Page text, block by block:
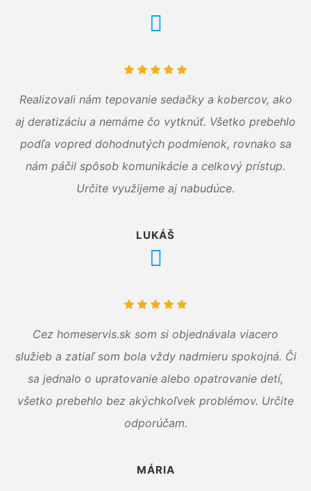
Realizovali nám tepovanie sedačky a kobercov, ako
aj deratizáciu a nemáme čo vytknúť. Všetko prebehlo
podľa vopred dohodnutých podmienok, rovnako sa
nám páčil spôsob komunikácie a celkový prístup.
Určite využijeme aj nabudúce.
LUKÁŠ
Cez homeservis.sk som si objednávala viacero
služieb a zatiaľ som bola vždy nadmieru spokojná. Či
sa jednalo o upratovanie alebo opatrovanie detí,
všetko prebehlo bez akýchkoľvek problémov. Určite
odporúčam.
MÁRIA